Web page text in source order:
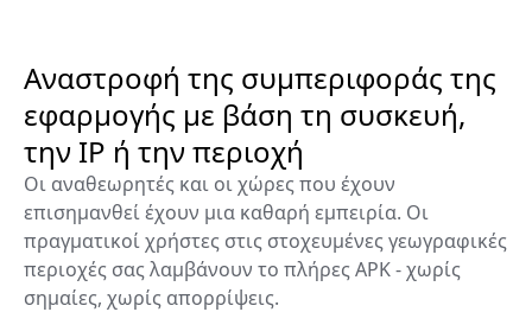
Αναστροφή της συμπεριφοράς της
εφαρμογής με βάση τη συσκευή,
την IP ή την περιοχή
Οι αναθεωρητές και οι χώρες που έχουν
επισημανθεί έχουν μια καθαρή εμπειρία. Οι
πραγματικοί χρήστες στις στοχευμένες γεωγραφικές
περιοχές σας λαμβάνουν το πλήρες APK - χωρίς
σημαίες, χωρίς απορρίψεις.